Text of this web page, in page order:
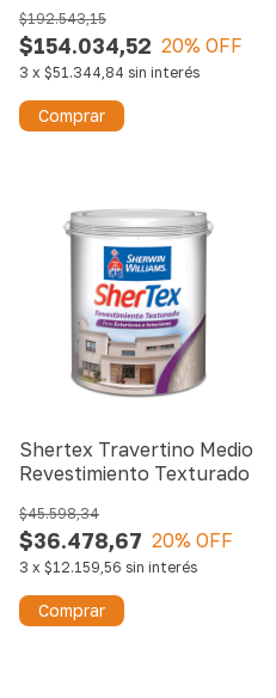
$154.034,52
$192.543,15
20% OFF
3 x $51.344,84 sin interés
Comprar
Shertex Travertino Medio
Revestimiento Texturado
$36.478,67
$45.598,34
20% OFF
3 x $12.159,56 sin interés
Comprar